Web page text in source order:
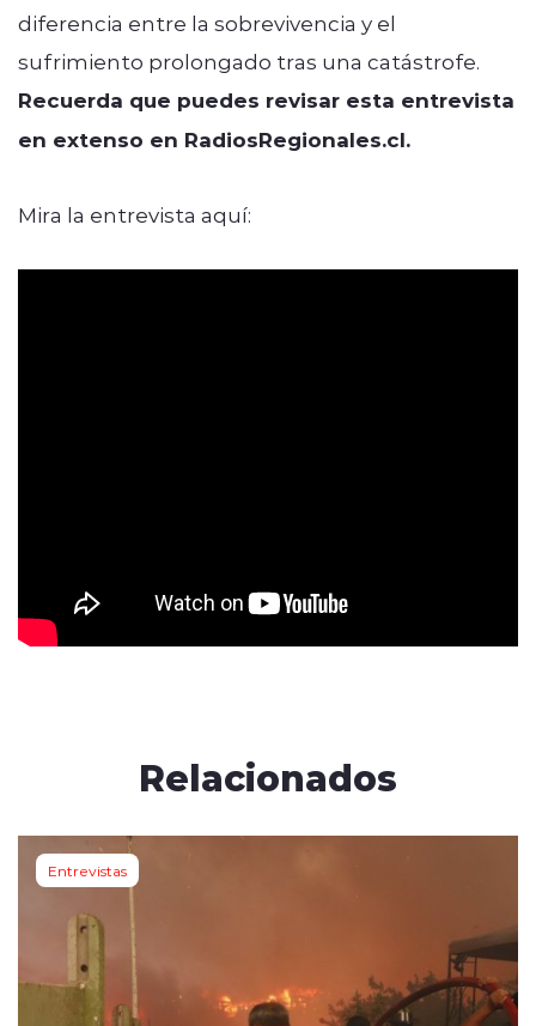
diferencia entre la sobrevivencia y el
sufrimiento prolongado tras una catástrofe.
Recuerda que puedes revisar esta entrevista
en extenso en RadiosRegionales.cl.
Mira la entrevista aquí:
Relacionados
Entrevistas